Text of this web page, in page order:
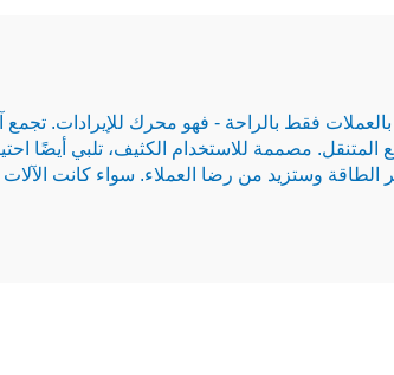
المتنقل. مصممة للاستخدام الكثيف، تلبي
الطاقة وستزيد من رضا العملاء. سواء كانت